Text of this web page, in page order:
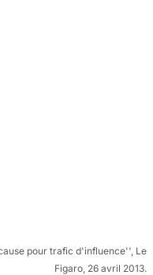
pour trafic d'influence'', Le
Figaro, 26 avril 2013.